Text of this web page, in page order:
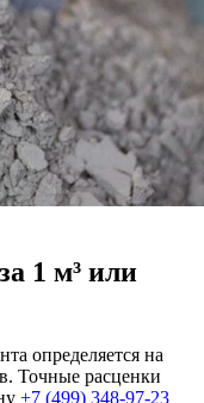
1 м³ или
определяется на
Точные расценки
+7 (499) 348-97-23